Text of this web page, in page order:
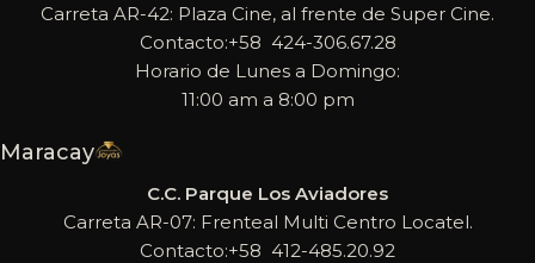
Carreta AR-42: Plaza Cine, al frente de Super Cine.
Contacto:+58 424-306.67.28
Horario de Lunes a Domingo:
11:00 am a 8:00 pm
Maracay
C.C. Parque Los Aviadores
Carreta AR-07: Frenteal Multi Centro Locatel.
Contacto:+58 412-485.20.92